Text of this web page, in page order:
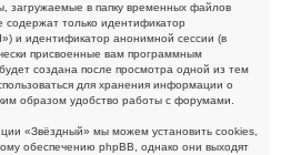
загружаемые в папку временных файлов
только идентификатор
и идентификатор анонимной сессии (в
присвоенные вам программным
создана после просмотра одной из тем
для хранения информации о
образом удобство работы с форумами.
«Звёздный» мы можем установить cookies,
обеспечению phpBB, однако они выходят